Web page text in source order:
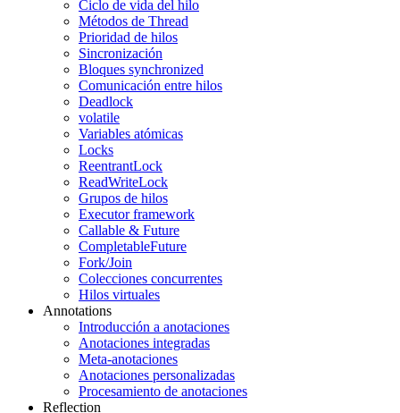
Ciclo de vida del hilo
Métodos de Thread
Prioridad de hilos
Sincronización
Bloques synchronized
Comunicación entre hilos
Deadlock
volatile
Variables atómicas
Locks
ReentrantLock
ReadWriteLock
Grupos de hilos
Executor framework
Callable & Future
CompletableFuture
Fork/Join
Colecciones concurrentes
Hilos virtuales
Annotations
Introducción a anotaciones
Anotaciones integradas
Meta-anotaciones
Anotaciones personalizadas
Procesamiento de anotaciones
Reflection